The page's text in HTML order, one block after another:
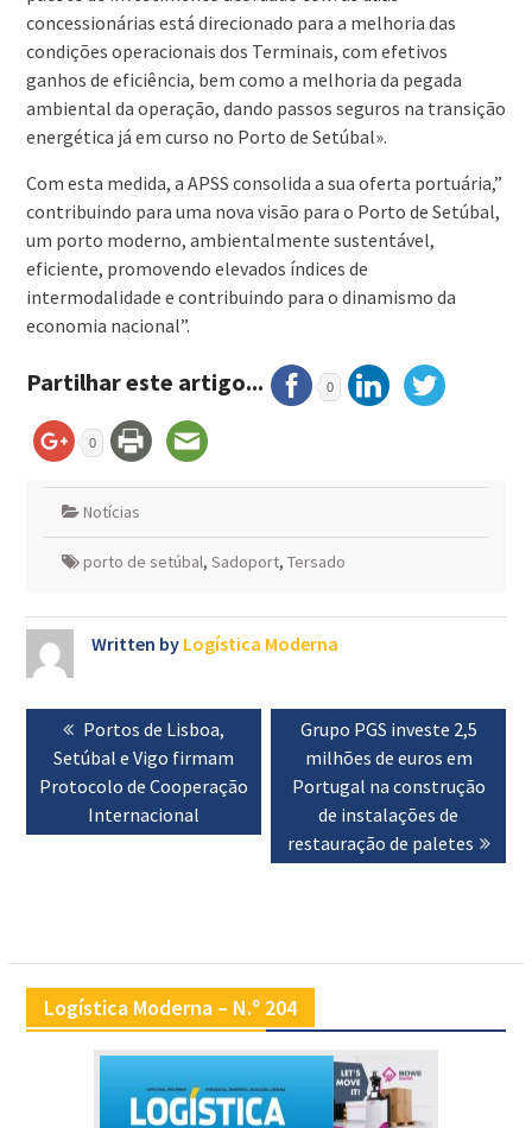
concessionárias está direcionado para a melhoria das
condições operacionais dos Terminais, com efetivos
ganhos de eficiência, bem como a melhoria da pegada
ambiental da operação, dando passos seguros na transição
energética já em curso no Porto de Setúbal».
Com esta medida, a APSS consolida a sua oferta portuária,”
contribuindo para uma nova visão para o Porto de Setúbal,
um porto moderno, ambientalmente sustentável,
eficiente, promovendo elevados índices de
intermodalidade e contribuindo para o dinamismo da
economia nacional”.
Partilhar este artigo... 0
0
Notícias
porto de setúbal, Sadoport, Tersado
Written by Logística Moderna
Navegação
artigos
Previous
post:
Portos de Lisboa,
Setúbal e Vigo firmam
Protocolo de Cooperação
Internacional
Next
post:
Grupo PGS investe 2,5
milhões de euros em
Portugal na construção
de instalações de
restauração de paletes
Logística Moderna – N.º 204